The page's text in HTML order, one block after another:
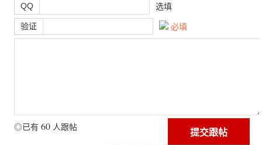
QQ 选填
验证 必填
◎已有 60 人跟帖